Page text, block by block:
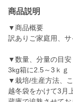
商品説明
▼商品概要
訳ありご家庭用、
▼数量、分量の目安
3kg箱に2.5～3ｋｇ
▼栽培/生産方法、
越冬袋をかけて3月